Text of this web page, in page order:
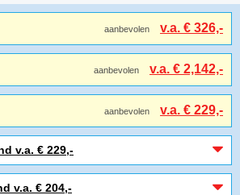
aanbevolen v.a. € 326,-
aanbevolen v.a. € 2,142,-
aanbevolen v.a. € 229,-
v.a. € 229,-
v.a. € 204,-